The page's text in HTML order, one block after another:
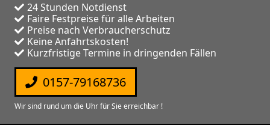
24 Stunden Notdienst
Faire Festpreise für alle Arbeiten
Preise nach Verbraucherschutz
Keine Anfahrtskosten!
Kurzfristige Termine in dringenden Fällen
0157-79168736
Wir sind rund um die Uhr für Sie erreichbar !